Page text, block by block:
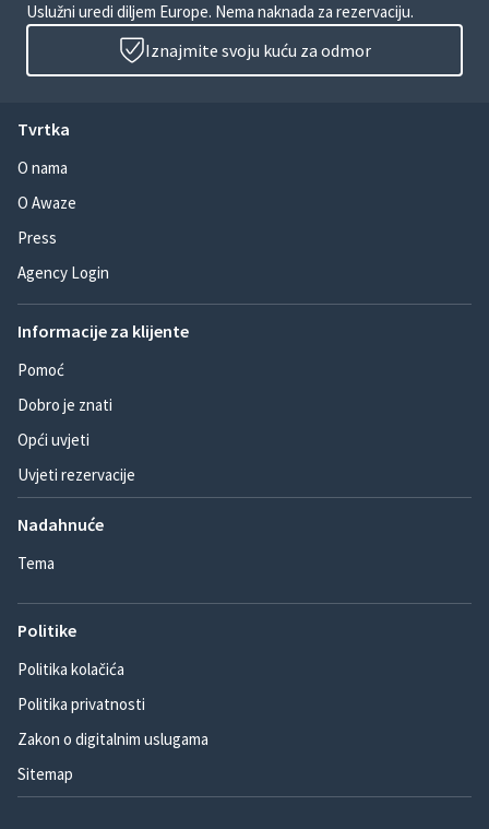
Uslužni uredi diljem Europe. Nema naknada za rezervaciju.
Iznajmite svoju kuću za odmor
Tvrtka
O nama
O Awaze
Press
Agency Login
Informacije za klijente
Pomoć
Dobro je znati
Opći uvjeti
Uvjeti rezervacije
Nadahnuće
Tema
Politike
Politika kolačića
Politika privatnosti
Zakon o digitalnim uslugama
Sitemap